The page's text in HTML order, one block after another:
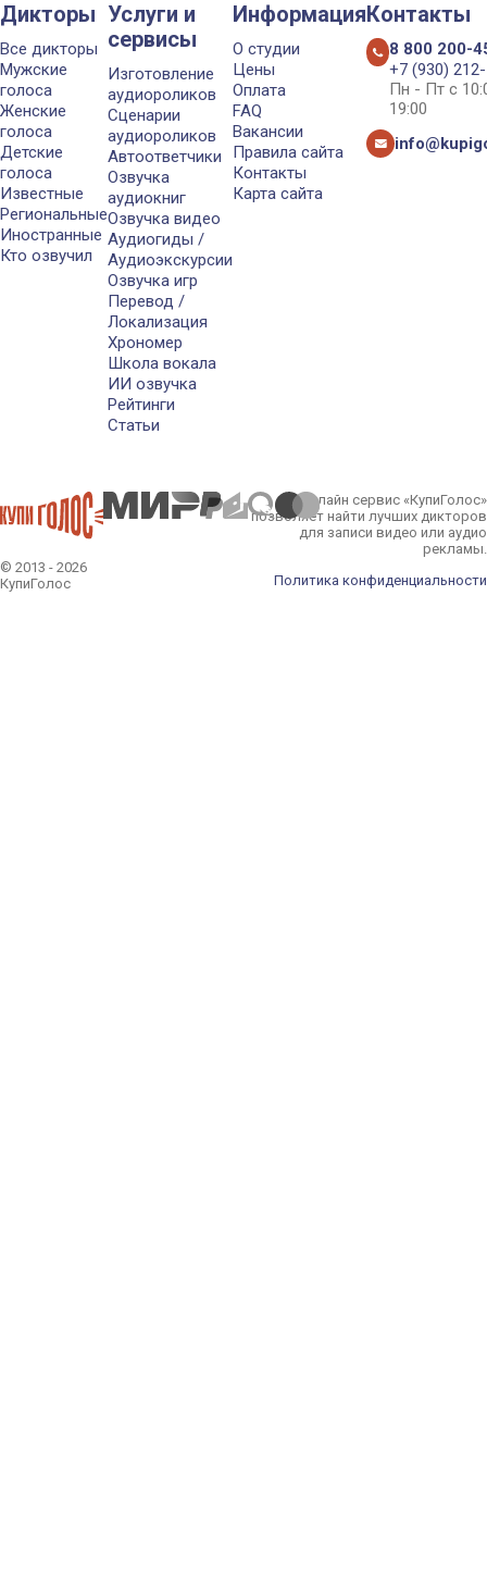
Дикторы
Все дикторы
Мужские
голоса
Женские
голоса
Детские
голоса
Известные
Региональные
Иностранные
Кто озвучил
Услуги и
сервисы
Изготовление
аудиороликов
Сценарии
аудиороликов
Автоответчики
Озвучка
аудиокниг
Озвучка видео
Аудиогиды /
Аудиоэкскурсии
Озвучка игр
Перевод /
Локализация
Хрономер
Школа вокала
ИИ озвучка
Рейтинги
Статьи
Информация
О студии
Цены
Оплата
FAQ
Вакансии
Правила сайта
Контакты
Карта сайта
Контакты
8 800 200-
+7 (930)
Пн - Пт с
19:00
© 2013 - 2026
КупиГолос
Онлайн сервис «КупиГолос»
позволяет найти лучших дикторов
для записи видео или аудио
рекламы.
Политика конфиденциальности